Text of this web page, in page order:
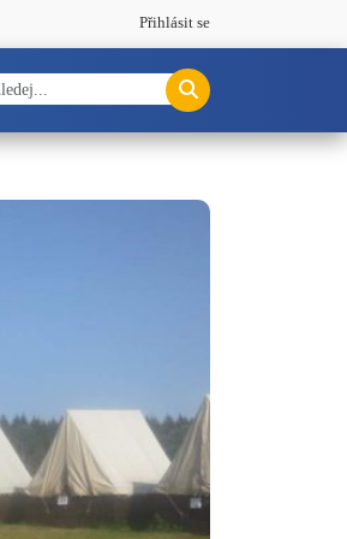
Přihlásit se